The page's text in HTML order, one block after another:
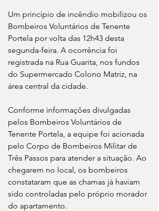
Um princípio de incêndio mobilizou os
Bombeiros Voluntários de Tenente
Portela por volta das 12h43 desta
segunda-feira. A ocorrência foi
registrada na Rua Guarita, nos fundos
do Supermercado Colono Matriz, na
área central da cidade.
Conforme informações divulgadas
pelos Bombeiros Voluntários de
Tenente Portela, a equipe foi acionada
pelo Corpo de Bombeiros Militar de
Três Passos para atender a situação. Ao
chegarem no local, os bombeiros
constataram que as chamas já haviam
sido controladas pelo próprio morador
do apartamento.